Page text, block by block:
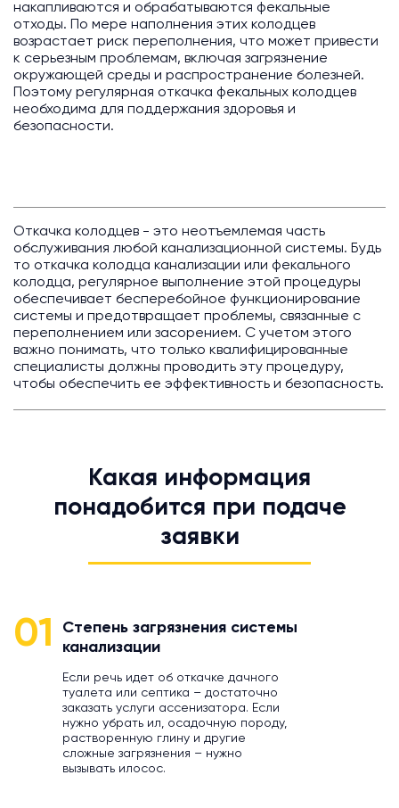
накапливаются и обрабатываются фекальные
отходы. По мере наполнения этих колодцев
возрастает риск переполнения, что может привести
к серьезным проблемам, включая загрязнение
окружающей среды и распространение болезней.
Поэтому регулярная откачка фекальных колодцев
необходима для поддержания здоровья и
безопасности.
Откачка колодцев - это неотъемлемая часть
обслуживания любой канализационной системы. Будь
то откачка колодца канализации или фекального
колодца, регулярное выполнение этой процедуры
обеспечивает бесперебойное функционирование
системы и предотвращает проблемы, связанные с
переполнением или засорением. С учетом этого
важно понимать, что только квалифицированные
специалисты должны проводить эту процедуру,
чтобы обеспечить ее эффективность и безопасность.
Какая информация
понадобится при подаче
заявки
01
Степень загрязнения системы
канализации
Если речь идет об откачке дачного
туалета или септика – достаточно
заказать услуги ассенизатора. Если
нужно убрать ил, осадочную породу,
растворенную глину и другие
сложные загрязнения – нужно
вызывать илосос.